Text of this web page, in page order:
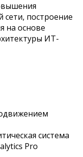
сети, построение
на основе
ИТ-
система
Pro